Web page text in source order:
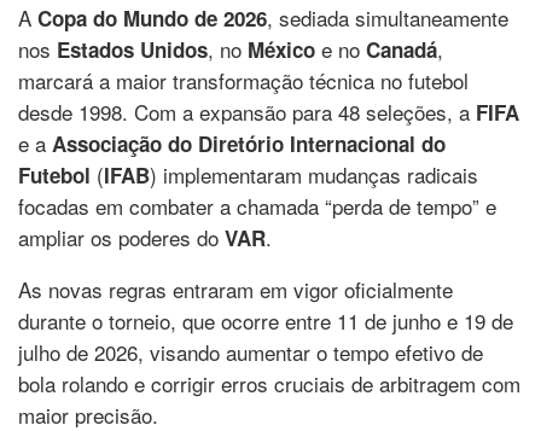
A Copa do Mundo de 2026, sediada simultaneamente
nos Estados Unidos, no México e no Canadá,
marcará a maior transformação técnica no futebol
desde 1998. Com a expansão para 48 seleções, a FIFA
e a Associação do Diretório Internacional do
Futebol (IFAB) implementaram mudanças radicais
focadas em combater a chamada “perda de tempo” e
ampliar os poderes do VAR.
As novas regras entraram em vigor oficialmente
durante o torneio, que ocorre entre 11 de junho e 19 de
julho de 2026, visando aumentar o tempo efetivo de
bola rolando e corrigir erros cruciais de arbitragem com
maior precisão.